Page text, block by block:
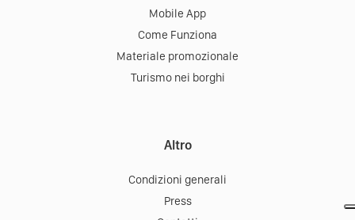
Tourist Office
Mobile App
Come Funziona
Materiale promozionale
Altro
Condizioni generali